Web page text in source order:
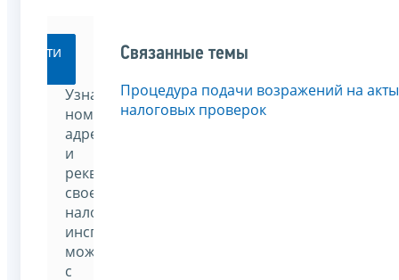
Перейти
Узнать
номер,
адрес
и
реквизиты
своей
налоговой
инспекции
можно
с
Связанные темы
Процедура подачи возражений на акты
налоговых проверок